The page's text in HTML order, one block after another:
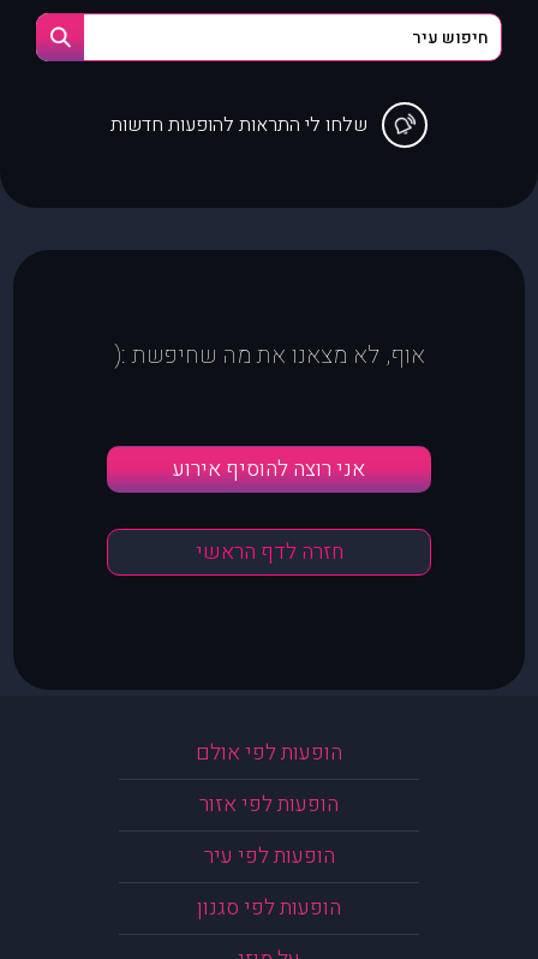
שלחו לי התראות להופעות חדשות
אוף, לא מצאנו את מה שחיפשת :(
אני רוצה להוסיף אירוע
חזרה לדף הראשי
הופעות לפי אולם
הופעות לפי אזור
הופעות לפי עיר
הופעות לפי סגנון